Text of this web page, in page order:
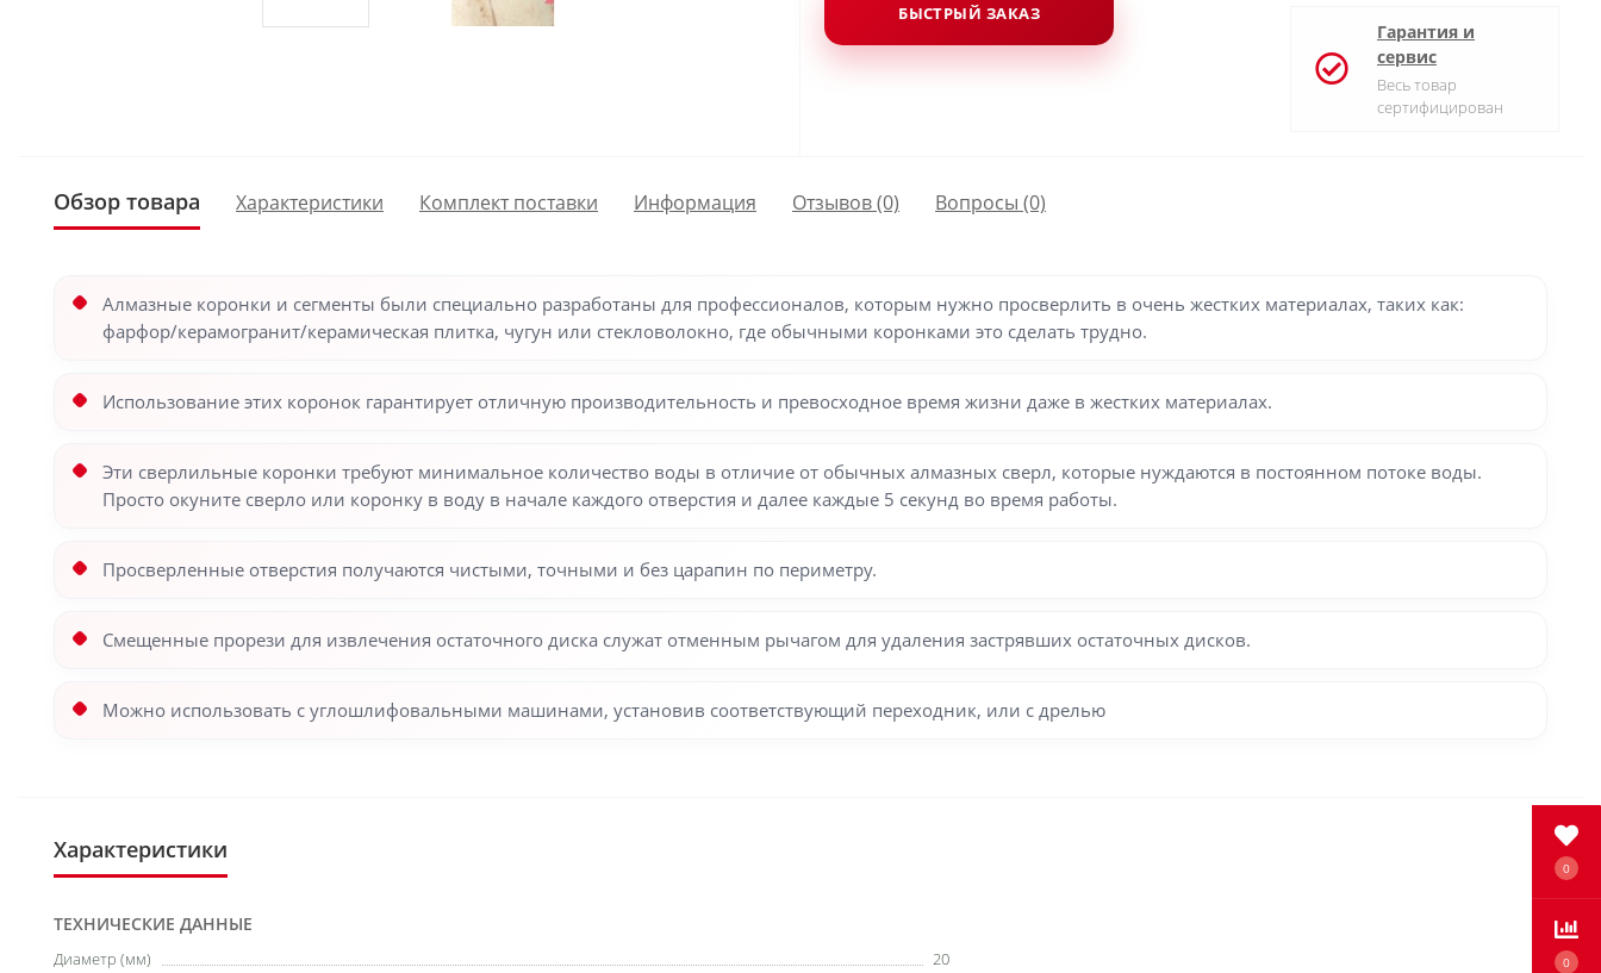
0
0
БЫСТРЫЙ ЗАКАЗ
Гарантия и
сервис
Весь товар
сертифицирован
Обзор товара Характеристики Комплект поставки Информация Отзывов (0) Вопросы (0)
Алмазные коронки и сегменты были специально разработаны для профессионалов, которым нужно просверлить в очень жестких материалах, таких как:
фарфор/керамогранит/керамическая плитка, чугун или стекловолокно, где обычными коронками это сделать трудно.
Использование этих коронок гарантирует отличную производительность и превосходное время жизни даже в жестких материалах.
Эти сверлильные коронки требуют минимальное количество воды в отличие от обычных алмазных сверл, которые нуждаются в постоянном потоке воды.
Просто окуните сверло или коронку в воду в начале каждого отверстия и далее каждые 5 секунд во время работы.
Просверленные отверстия получаются чистыми, точными и без царапин по периметру.
Смещенные прорези для извлечения остаточного диска служат отменным рычагом для удаления застрявших остаточных дисков.
Можно использовать с углошлифовальными машинами, установив соответствующий переходник, или с дрелью
Характеристики
ТЕХНИЧЕСКИЕ ДАННЫЕ
Диаметр (мм)
20